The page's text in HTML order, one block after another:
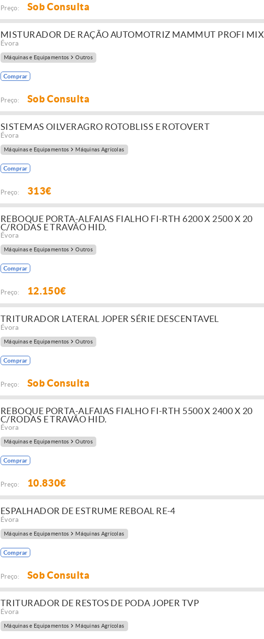
Preço: Sob Consulta
MISTURADOR DE RAÇÃO AUTOMOTRIZ MAMMUT PROFI MIX
Évora
Máquinas e Equipamentos Outros
Comprar
Preço: Sob Consulta
SISTEMAS OILVERAGRO ROTOBLISS E ROTOVERT
Évora
Máquinas e Equipamentos Máquinas Agrícolas
Comprar
Preço: 313€
REBOQUE PORTA-ALFAIAS FIALHO FI-RTH 6200 X 2500 X 20
C/RODAS E TRAVÃO HID.
Évora
Máquinas e Equipamentos Outros
Comprar
Preço: 12.150€
TRITURADOR LATERAL JOPER SÉRIE DESCENTAVEL
Évora
Máquinas e Equipamentos Outros
Comprar
Preço: Sob Consulta
REBOQUE PORTA-ALFAIAS FIALHO FI-RTH 5500 X 2400 X 20
C/RODAS E TRAVÃO HID.
Évora
Máquinas e Equipamentos Outros
Comprar
Preço: 10.830€
ESPALHADOR DE ESTRUME REBOAL RE-4
Évora
Máquinas e Equipamentos Máquinas Agrícolas
Comprar
Preço: Sob Consulta
TRITURADOR DE RESTOS DE PODA JOPER TVP
Évora
Máquinas e Equipamentos Máquinas Agrícolas